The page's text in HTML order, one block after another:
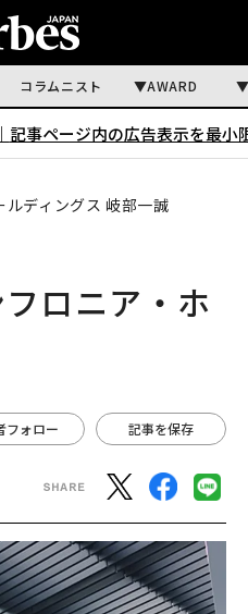
コラムニスト AWARD
記事ページ内の広告表示を最小
ディングス 岐部一誠
ロニア・ホ
フォロー 記事を保存